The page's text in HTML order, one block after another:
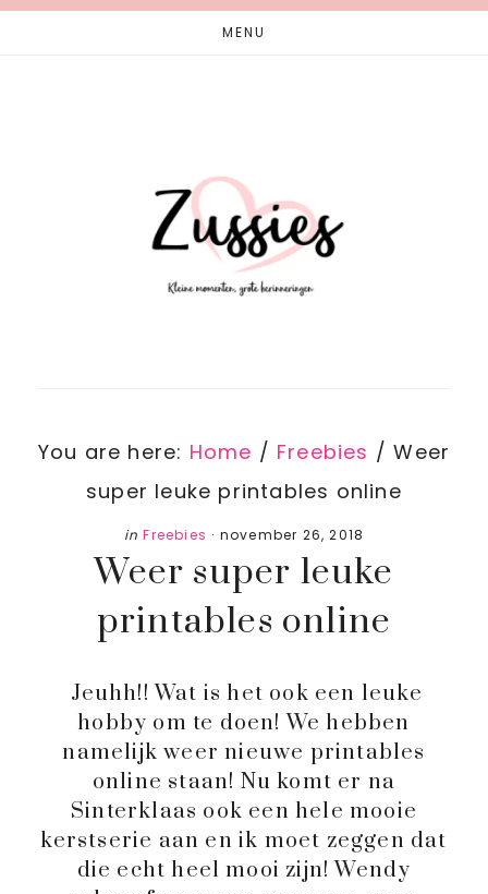
Skip
Skip
MENU
You are here: Home / Freebies / Weer
super leuke printables online
in Freebies · november 26, 2018
Weer super leuke
printables online
Jeuhh!! Wat is het ook een leuke
hobby om te doen! We hebben
namelijk weer nieuwe printables
online staan! Nu komt er na
Sinterklaas ook een hele mooie
kerstserie aan en ik moet zeggen dat
die echt heel mooi zijn! Wendy